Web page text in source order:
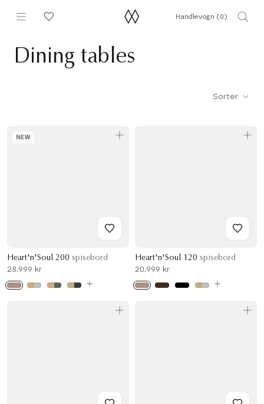
Handlevogn (0)
Dining tables
Sorter
NEW
Heart'n'Soul 200 spisebord
28.999 kr
Heart'n'Soul 120 spisebord
20.999 kr